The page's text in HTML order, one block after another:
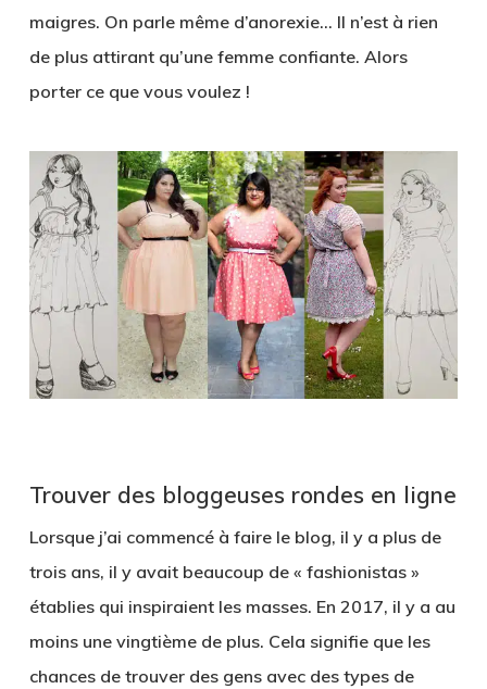
maigres. On parle même d’anorexie… Il n’est à rien
de plus attirant qu’une femme confiante. Alors
porter ce que vous voulez !
Trouver des bloggeuses rondes en ligne
Lorsque j’ai commencé à faire le blog, il y a plus de
trois ans, il y avait beaucoup de « fashionistas »
établies qui inspiraient les masses. En 2017, il y a au
moins une vingtième de plus. Cela signifie que les
chances de trouver des gens avec des types de